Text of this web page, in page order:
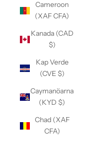
Cameroon
(XAF CFA)
Kanada (CAD
$)
Kap Verde
(CVE $)
Caymanöarna
(KYD $)
Chad (XAF
CFA)